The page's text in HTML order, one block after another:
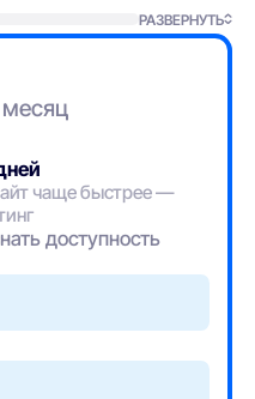
РАЗВЕРНУТЬ
чаще быстрее —
доступность